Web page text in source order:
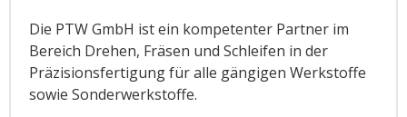
Die PTW GmbH ist ein kompetenter Partner im
Bereich Drehen, Fräsen und Schleifen in der
Präzisionsfertigung für alle gängigen Werkstoffe
sowie Sonderwerkstoffe.